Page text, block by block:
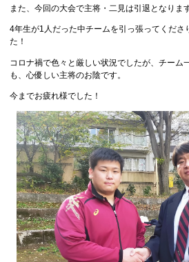
また、今回の大会で主将・二見は引退となります
4年生が1人だった中チームを引っ張ってくださ
た！
コロナ禍で色々と厳しい状況でしたが、チーム
も、心優しい主将のお陰です。
今までお疲れ様でした！